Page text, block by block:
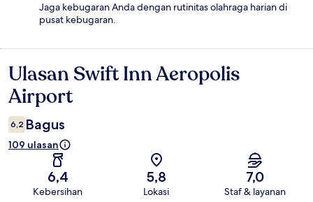
Jaga kebugaran Anda dengan rutinitas olahraga harian di
pusat kebugaran.
Ulasan
Ulasan Swift Inn Aeropolis
Airport
6,2 Bagus
109 ulasan
6,4
Kebersihan
5,8
Lokasi
7,0
Staf & layanan